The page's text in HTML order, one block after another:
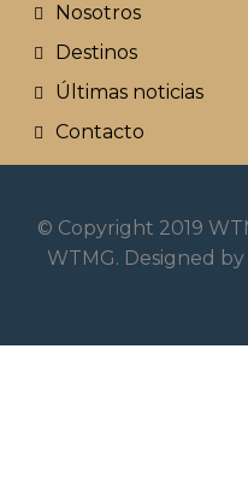
Nosotros
Destinos
Últimas noticias
Contacto
© Copyright 2019
WTMG. Designed